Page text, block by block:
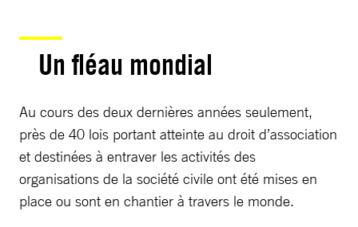
Un fléau mondial
Au cours des deux dernières années seulement,
près de 40 lois portant atteinte au droit d’association
et destinées à entraver les activités des
organisations de la société civile ont été mises en
place ou sont en chantier à travers le monde.